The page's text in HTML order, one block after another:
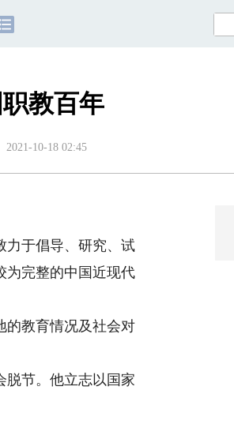
教百年
2021-10-18 02:45
于倡导、研究、试
为完整的中国近现代
教育情况及社会对
节。他立志以国家